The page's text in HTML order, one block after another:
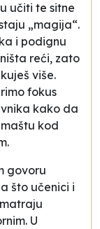
učiti te sitne
„magija“.
i podignu
reći, zato
više.
fokus
kako da
kod
govoru
što učenici i
U